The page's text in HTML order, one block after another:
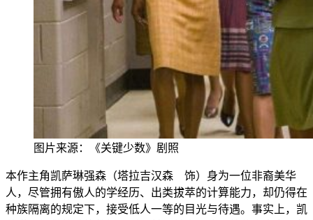
图片来源：《关键少数》剧照
本作主角凯萨琳强森（塔拉吉汉森 饰）身为一位非裔美华
人，尽管拥有傲人的学经历、出类拔萃的计算能力，却仍得在
种族隔离的规定下，接受低人一等的目光与待遇。事实上 ，凯